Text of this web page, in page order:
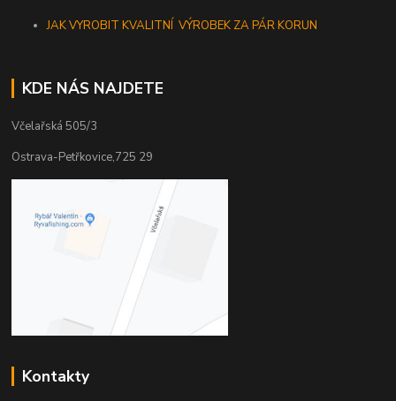
JAK VYROBIT KVALITNÍ VÝROBEK ZA PÁR KORUN
KDE NÁS NAJDETE
Včelařská 505/3
Ostrava-Petřkovice,725 29
Kontakty